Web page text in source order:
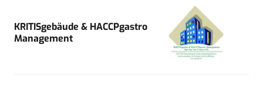
KRITISgebäude & HACCPgastro
Management